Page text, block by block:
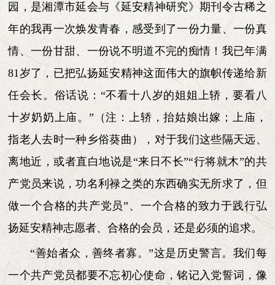
园，是湘潭市延会与《延安精神研究》期刊令古稀之
年的我再一次焕发青春，感受到了一份力量、一份真
情、一份甘甜、一份说不明道不完的痴情！我已年满
81岁了，已把弘扬延安精神这面伟大的旗帜传递给新
任会长。俗话说：“不看十八岁的姐姐上轿，要看八
十岁奶奶上庙。”（注：上轿，抬姑娘出嫁；上庙，
指老人去时一种乡俗葵曲），对于我们这些隔天远、
离地近，或者直白地说是“来日不长”“行将就木”的共
产党员来说，功名利禄之类的东西确实无所求了，但
做一个合格的共产党员”、一个合格的致力于践行弘
扬延安精神志愿者、合格的会员，还是必须的追求。
“善始者众，善终者寡。”这是历史警言。我们每
一个共产党员都要不忘初心使命，铭记入党誓词，像